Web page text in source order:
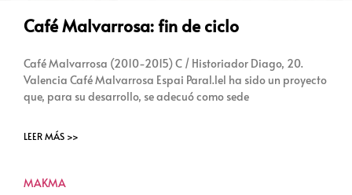
Café Malvarrosa: fin de ciclo
Café Malvarrosa (2010-2015) C / Historiador Diago, 20.
Valencia Café Malvarrosa Espai Paral.lel ha sido un proyecto
que, para su desarrollo, se adecuó como sede
LEER MÁS >>
MAKMA